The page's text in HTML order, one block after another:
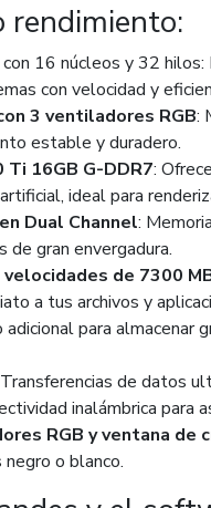
rendimiento:
16 núcleos y 32 hilos:
con velocidad y
3 ventiladores RGB:
estable y duradero.
16GB G-DDR7:
ideal para
Dual Channel:
gran envergadura.
velocidades de 7300
a tus archivos y
adicional para
de datos
inalámbrica para
RGB y ventana de
o blanco.